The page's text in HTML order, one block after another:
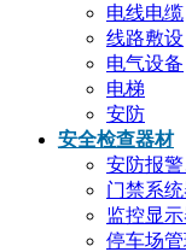
电线电缆
线路敷设
电气设备
电梯
安防
安全检查器材
安防报
门禁系
监控显
停车场